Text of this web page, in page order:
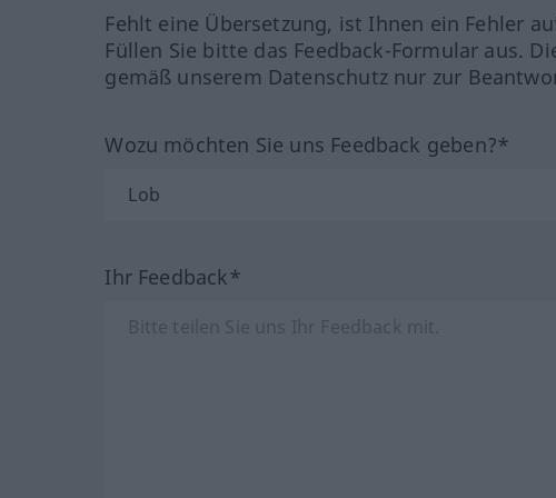
Fehlt eine Übersetzung, ist Ihnen ein Fehler
Füllen Sie bitte das Feedback-Formular aus.
gemäß unserem Datenschutz nur zur
Wozu möchten Sie uns Feedback geben?*
Ihr Feedback*